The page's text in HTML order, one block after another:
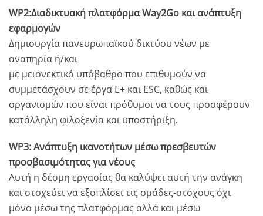
WP2:Διαδικτυακή πλατφόρμα Way2Go και ανάπτυξη
εφαρμογών
Δημιουργία πανευρωπαϊκού δικτύου νέων με
αναπηρία ή/και
με μειονεκτικό υπόβαθρο που επιθυμούν να
συμμετάσχουν σε έργα E+ και ESC, καθώς και
οργανισμών που είναι πρόθυμοι να τους προσφέρουν
κατάλληλη φιλοξενία και υποστήριξη.
WP3: Ανάπτυξη ικανοτήτων μέσω πρεσβευτών
προσβασιμότητας για νέους
Αυτή η δέσμη εργασίας θα καλύψει αυτή την ανάγκη
και στοχεύει να εξοπλίσει τις ομάδες-στόχους όχι
μόνο μέσω της πλατφόρμας αλλά και μέσω